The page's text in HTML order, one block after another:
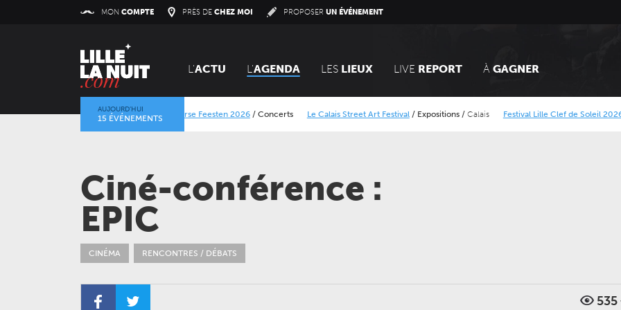
MON COMPTE PRÈS DE CHEZ MOI PROPOSERUN ÉVÉNEMENT
L'ACTU L'AGENDA LES LIEUX LIVE REPORT À GAGNER
AUJOURD’HUI
15 ÉVÉNEMENTS
Lokerse Feesten 2026/Concerts Le Calais Street Art Festival /Expositions /Calais Festival Lille Clef de Soleil 2026/
Ciné-conférence :
EPIC
CINÉMA RENCONTRES / DÉBATS
535